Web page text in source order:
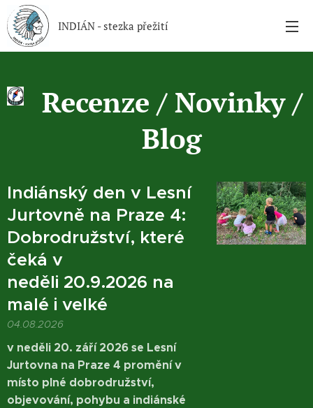
INDIÁN - stezka přežití
Recenze / Novinky /
Blog
Indiánský den v Lesní
Jurtovně na Praze 4:
Dobrodružství, které
čeká v
neděli 20.9.2026 na
malé i velké
04.08.2026
v neděli 20. září 2026 se Lesní
Jurtovna na Praze 4 promění v
místo plné dobrodružství,
objevování, pohybu a indiánské